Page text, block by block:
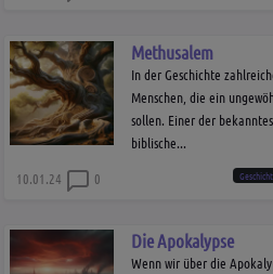
Methusalem
In der Geschichte
Menschen, die ein
sollen. Einer der
biblische...
10.01.24
0
Die Apokalypse
Wenn wir über die